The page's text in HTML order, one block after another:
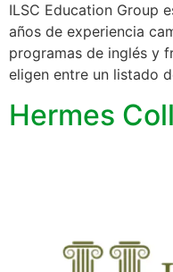
ILSC Education Group
años de experiencia
programas de inglés y
eligen entre un listado
Hermes